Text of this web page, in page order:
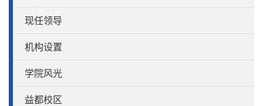
现任领导
机构设置
学院风光
益都校区